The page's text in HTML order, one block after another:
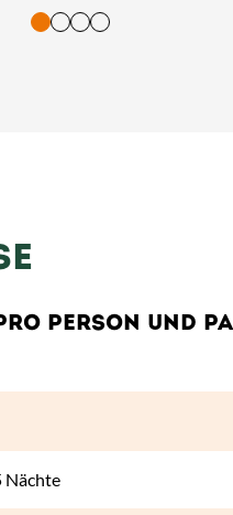
der Inhalte mit Leertaste
PERSON UND
Nächte